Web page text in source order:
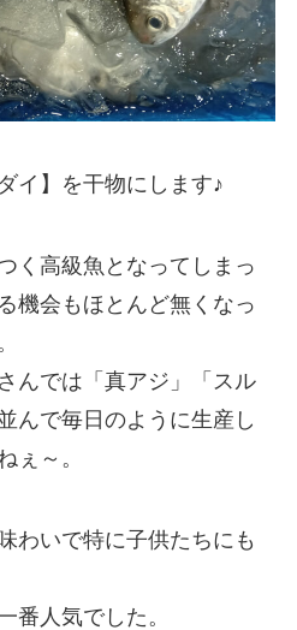
イ】を干物にします♪
く高級魚となってしまっ
機会もほとんど無くなっ
んでは「真アジ」「スル
んで毎日のように生産し
ぇ～。
わいで特に子供たちにも
番人気でした。